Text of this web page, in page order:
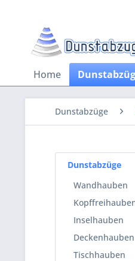
Home
Dunstabzüge
Dunstabzüge
Wandhauben
Inselhauben
Deckenhauben
Tischhauben